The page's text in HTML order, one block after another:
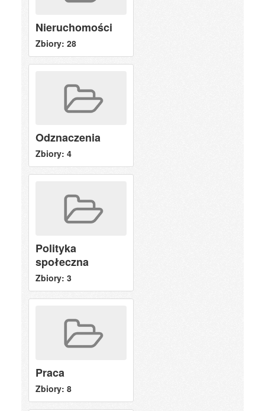
Nieruchomości
Zbiory: 28
Odznaczenia
Zbiory: 4
Polityka
społeczna
Zbiory: 3
Praca
Zbiory: 8